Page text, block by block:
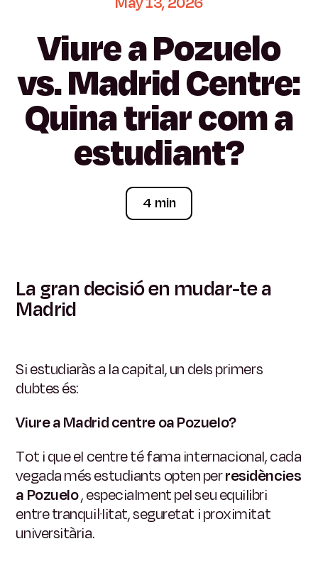
ViureaPozuelo
vs.MadridCentre:
Quinatriarcoma
estudiant?
4 min
La gran decisió en mudar-te a
Madrid
Si estudiaràs a la capital, un dels primers
dubtes és:
Viure a Madrid centre oa Pozuelo?
Tot i que el centre té fama internacional, cada
vegada més estudiants opten perresidències
a Pozuelo, especialment pel seu equilibri
entre tranquil·litat, seguretat i proximitat
universitària.